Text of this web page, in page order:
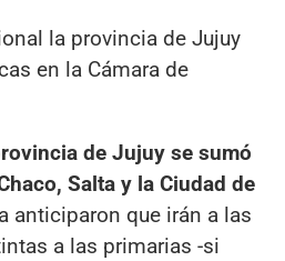
la provincia de Jujuy
en la Cámara de
de Jujuy se sumó
Salta y la Ciudad de
anticiparon que irán a las
a las primarias -si